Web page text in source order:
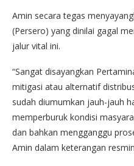
Amin secara tegas
(Persero) yang dinilai gagal
jalur vital ini.
“Sangat disayangkan
mitigasi atau alternatif
sudah diumumkan jauh-jauh
memperburuk kondisi
dan bahkan mengganggu
Amin dalam keterangan